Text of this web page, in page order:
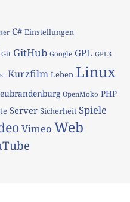
C# Einstellungen
Git GitHub Google GPL GPL3
Kurzfilm Leben Linux
OpenMoko PHP
Server Sicherheit Spiele
Vimeo Web